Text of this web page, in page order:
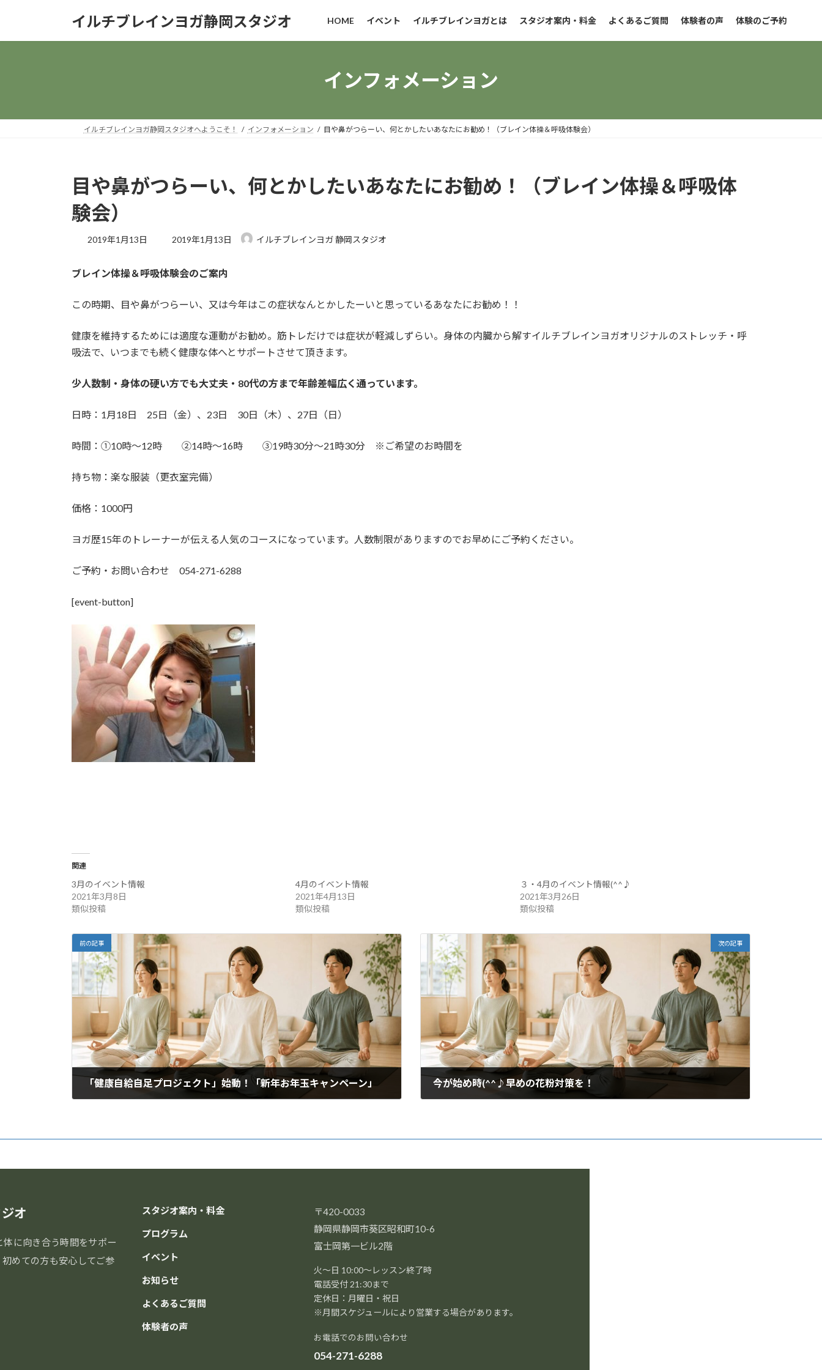
イルチブレインヨガ静岡スタジオ HOME イベント イルチブレインヨガとは スタジオ案内・料金 よくあるご質問 体験者の声 体験のご予約
インフォメーション
イルチブレインヨガ静岡スタジオへようこそ！ インフォメーション 目や鼻がつらーい、何とかしたいあなたにお勧め！（ブレイン体操＆呼吸体験会）
目や鼻がつらーい、何とかしたいあなたにお勧め！（ブレイン体操＆呼吸体
験会）
2019年1月13日
最
新
時
:
2019年1月13日 イルチブレインヨガ 静岡スタジオ
ブレイン体操＆呼吸体験会のご案内
この時期、目や鼻がつらーい、又は今年はこの症状なんとかしたーいと思っているあなたにお勧め！！
健康を維持するためには適度な運動がお勧め。筋トレだけでは症状が軽減しずらい。身体の内臓から解すイルチブレインヨガオリジナルのストレッチ・呼
吸法で、いつまでも続く健康な体へとサポートさせて頂きます。
少人数制・身体の硬い方でも大丈夫・80代の方まで年齢差幅広く通っています。
日時：1月18日 25日（金）、23日 30日（木）、27日（日）
時間：①10時～12時 ②14時～16時 ③19時30分～21時30分 ※ご希望のお時間を
持ち物：楽な服装（更衣室完備）
価格：1000円
ヨガ歴15年のトレーナーが伝える人気のコースになっています。人数制限がありますのでお早めにご予約ください。
ご予約・お問い合わせ 054-271-6288
[event-button]
関連
3月のイベント情報
2021年3月8日
類似投稿
4月のイベント情報
2021年4月13日
類似投稿
３・4月のイベント情報(^^♪
2021年3月26日
類似投稿
前の記事
「健康自給自足プロジェクト」始動！「新年お年玉キャンペーン」
次の記事
今が始め時(^^♪早めの花粉対策を！
オ
に向き合う時間をサポー
めての方も安心してご参
スタジオ案内・料金
プログラム
イベント
お知らせ
よくあるご質問
体験者の声
〒420-0033
静岡県静岡市葵区昭和町10-6
富士岡第一ビル2階
火～日 10:00～レッスン終了時
電話受付 21:30まで
定休日：月曜日・祝日
※月間スケジュールにより営業する場合があります。
お電話でのお問い合わせ
054-271-6288